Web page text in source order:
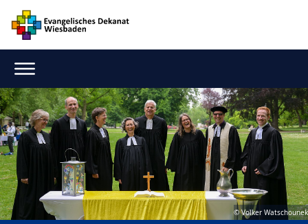
© Volker Watschounek